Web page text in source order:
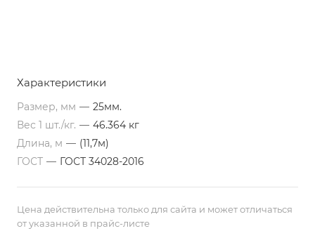
Характеристики
Размер, мм — 25мм.
Вес 1 шт./кг. — 46.364 кг
Длина, м — (11,7м)
ГОСТ — ГОСТ 34028-2016
Цена действительна только для сайта и может отличаться
от указанной в прайс-листе